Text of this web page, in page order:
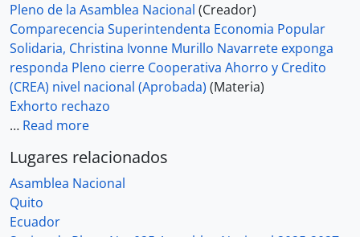
Pleno de la Asamblea Nacional (Creador)
Comparecencia Superintendenta Economia Popular
Solidaria, Christina Ivonne Murillo Navarrete exponga
responda Pleno cierre Cooperativa Ahorro y Credito
(CREA) nivel nacional (Aprobada) (Materia)
Exhorto rechazo
… Read more
Lugares relacionados
Asamblea Nacional
Quito
Ecuador